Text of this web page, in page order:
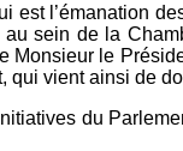
est l’émanation
sein de la
le
vient ainsi de
du